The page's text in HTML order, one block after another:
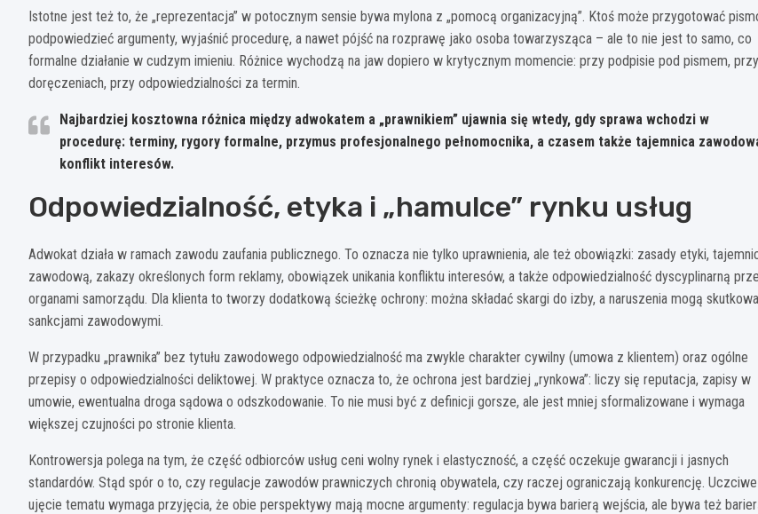
Istotne jest też to, że „reprezentacja” w potocznym sensie bywa mylona z „pomocą organizacyjną”. Ktoś może przygotować
podpowiedzieć argumenty, wyjaśnić procedurę, a nawet pójść na rozprawę jako osoba towarzysząca – ale to nie jest to samo, co
formalne działanie w cudzym imieniu. Różnice wychodzą na jaw dopiero w krytycznym momencie: przy podpisie pod pismem, przy
doręczeniach, przy odpowiedzialności za termin.
Najbardziej kosztowna różnica między adwokatem a „prawnikiem” ujawnia się wtedy, gdy sprawa wchodzi w
procedurę: terminy, rygory formalne, przymus profesjonalnego pełnomocnika, a czasem także tajemnica
konflikt interesów.
Odpowiedzialność, etyka i „hamulce” rynku usług
Adwokat działa w ramach zawodu zaufania publicznego. To oznacza nie tylko uprawnienia, ale też obowiązki: zasady etyki,
zawodową, zakazy określonych form reklamy, obowiązek unikania konfliktu interesów, a także odpowiedzialność dyscyplinarną
organami samorządu. Dla klienta to tworzy dodatkową ścieżkę ochrony: można składać skargi do izby, a naruszenia mogą
sankcjami zawodowymi.
W przypadku „prawnika” bez tytułu zawodowego odpowiedzialność ma zwykle charakter cywilny (umowa z klientem) oraz ogólne
przepisy o odpowiedzialności deliktowej. W praktyce oznacza to, że ochrona jest bardziej „rynkowa”: liczy się reputacja, zapisy w
umowie, ewentualna droga sądowa o odszkodowanie. To nie musi być z definicji gorsze, ale jest mniej sformalizowane i wymaga
większej czujności po stronie klienta.
Kontrowersja polega na tym, że część odbiorców usług ceni wolny rynek i elastyczność, a część oczekuje gwarancji i jasnych
standardów. Stąd spór o to, czy regulacje zawodów prawniczych chronią obywatela, czy raczej ograniczają konkurencję. Uczciwe
ujęcie tematu wymaga przyjęcia, że obie perspektywy mają mocne argumenty: regulacja bywa barierą wejścia, ale bywa też